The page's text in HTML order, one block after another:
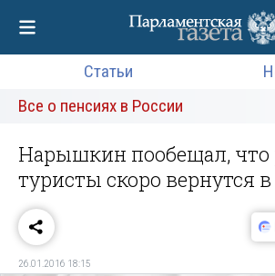
Статьи
Все о пенсиях в России
Нарышкин пообещал, что
туристы скоро вернутся
26.01.2016 18:15